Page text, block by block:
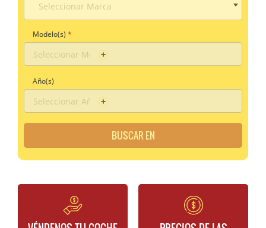
Seleccionar Marca
Modelo(s) *
Año(s)
BUSCAR EN